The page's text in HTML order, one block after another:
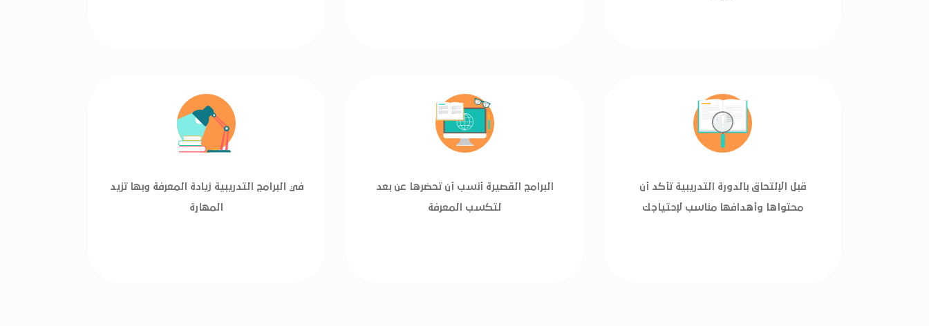
قبل الإلتحاق بالدورة التدريبية تأكد أن
محتواها وأهدافها مناسب لإحتياجك
البرامج القصيرة أنسب أن تحضرها عن بعد
لتكسب المعرفة
في البرامج التدريبية زيادة المعرفة وبها تزيد
المهارة